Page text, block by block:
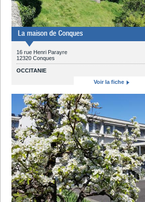
La maison de Conques
16 rue Henri Parayre
12320 Conques
OCCITANIE
Voir la fiche